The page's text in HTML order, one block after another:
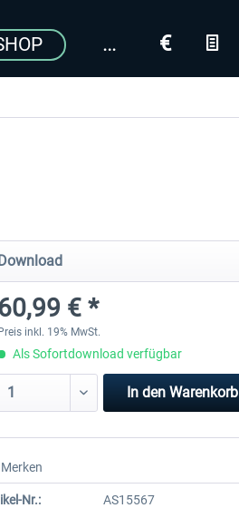
€ *
Preis inkl. 19% MwSt.
Als Sofortdownload verfügbar
In den Warenkorb
Merken
Nr.:
AS15567